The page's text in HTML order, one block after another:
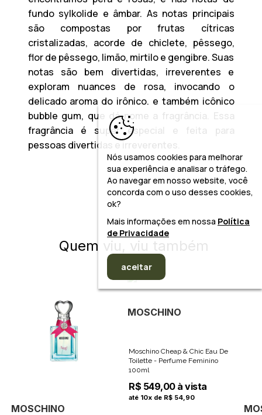
fundo sylkolide e âmbar. As notas principais
são compostas por frutas cítricas
cristalizadas, acorde de chiclete, pêssego,
flor de pêssego, limão, mirtilo e gengibre. Suas
notas são bem divertidas, irreverentes e
exploram nuances de rosa, invocando o
delicado aroma do irônico, e também icônico
bubble gum, que dá nome a fragrância. Essa
fragrância é super especial e feita para
pessoas divertidas e irreverentes.
Quem viu, viu também
MOSCHINO
MOSCHINO
Moschino Cheap & Chic Eau De
Toilette - Perfume Feminino
100ml
R$ 549,00 à vista
até 10x de R$ 54,90
Nós usamos cookies para melhorar
sua experiência e analisar o tráfego.
Ao navegar em nosso website, você
concorda com o uso desses cookies,
ok?
Mais informações em nossa Política
de Privacidade
aceitar